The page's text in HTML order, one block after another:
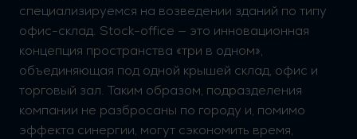
специализируемся на возведении зданий по типу
офис-склад. Stock-office — это инновационная
концепция пространства «три в одном»,
объединяющая под одной крышей склад, офис и
торговый зал. Таким образом, подразделения
компании не разбросаны по городу и, помимо
эффекта синергии, могут сэкономить время,